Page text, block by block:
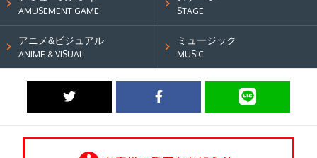
AMUSEMENT GAME STAGE
アニメ&ビジュアル
ANIME & VISUAL
ミュージック
MUSIC